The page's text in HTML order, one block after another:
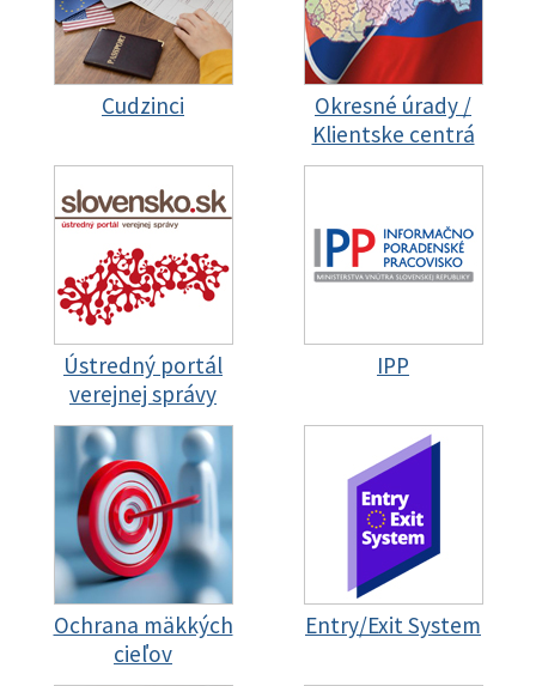
Cudzinci
Okresné úrady /
Klientske centrá
Ústredný portál
verejnej správy
IPP
Ochrana mäkkých
cieľov
Entry/Exit System